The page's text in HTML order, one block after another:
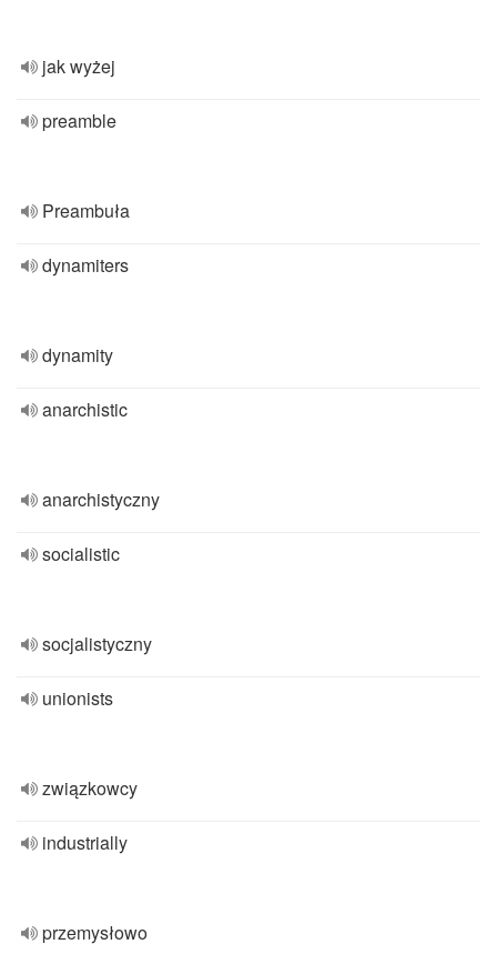
jak wyżej
preamble
Preambuła
dynamiters
dynamity
anarchistic
anarchistyczny
socialistic
socjalistyczny
unionists
związkowcy
industrially
przemysłowo